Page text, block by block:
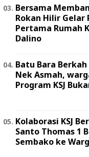
Bersama
Rokan Hilir
Pertama Rumah
Dalino
Batu Bara
Nek Asmah,
Program KSJ
Kolaborasi KSJ
Santo Thomas 1
Sembako ke